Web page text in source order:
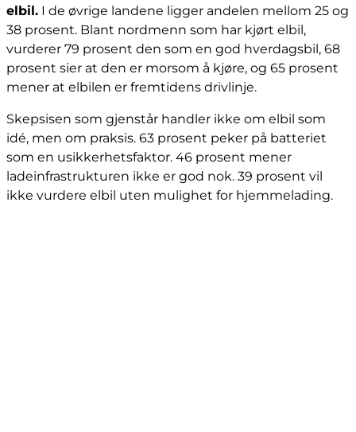
elbil. I de øvrige landene ligger andelen mellom 25 og
38 prosent. Blant nordmenn som har kjørt elbil,
vurderer 79 prosent den som en god hverdagsbil, 68
prosent sier at den er morsom å kjøre, og 65 prosent
mener at elbilen er fremtidens drivlinje.
Skepsisen som gjenstår handler ikke om elbil som
idé, men om praksis. 63 prosent peker på batteriet
som en usikkerhetsfaktor. 46 prosent mener
ladeinfrastrukturen ikke er god nok. 39 prosent vil
ikke vurdere elbil uten mulighet for hjemmelading.